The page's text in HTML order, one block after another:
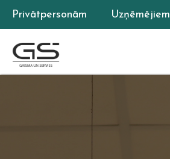
Privātpersonām Uzņēmējiem